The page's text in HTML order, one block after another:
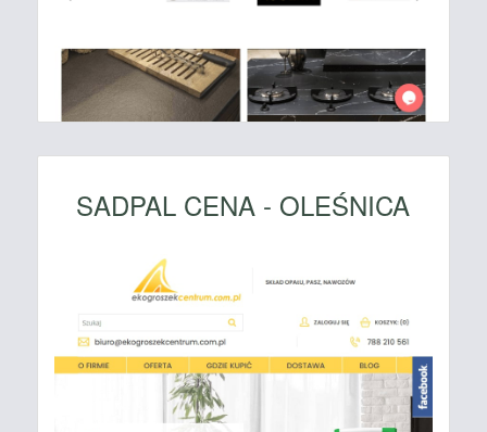
SADPAL CENA - OLEŚNICA